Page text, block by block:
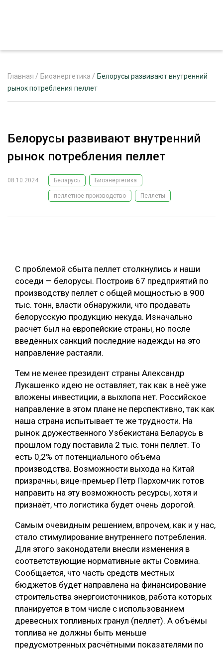
РЕКЛАМОДАТЕЛЯМ
ЛЕСНОЕ ХОЗЯЙСТВО
ЛЕСОЗАГОТОВКА
БИОЭНЕРГЕТИКА
ЛЕСОВОССТАНОВЛЕНИЕ И ЗАЩИТА
ЛОГИСТИКА
ПРОИЗВОДСТВО ДРЕВЕСНЫХ ПЛИТ
ЦБП
КОМПЛЕКСНАЯ ПЕРЕРАБОТКА
ЛЕСОПИЛЕНИЕ
ДЕРЕВЯННОЕ ДОМОСТРОЕНИЕ
БЕЗОПАСНОЕ ПРОИЗВОДСТВО
СОРТИРОВКА ДРЕВЕСИНЫ
СУШКА ДРЕВЕСИНЫ
МЕБЕЛЬНОЕ ПРОИЗВОДСТВО
ПОДБОРКИ СТАТЕЙ
Главная / Биоэнергетика / Белорусы развивают внутренний
рынок потребления пеллет
Белорусы развивают внутренний
рынок потребления пеллет
08.10.2024 Беларусь Биоэнергетика
пеллетное производство Пеллеты
С проблемой сбыта пеллет столкнулись и наши
соседи — белорусы. Построив 67 предприятий по
производству пеллет с общей мощностью в 900
тыс. тонн, власти обнаружили, что продавать
белорусскую продукцию некуда. Изначально
расчёт был на европейские страны, но после
введённых санкций последние надежды на это
направление растаяли.
Тем не менее президент страны Александр
Лукашенко идею не оставляет, так как в неё уже
вложены инвестиции, а выхлопа нет. Российское
направление в этом плане не перспективно, так как
наша страна испытывает те же трудности. На
рынок дружественного Узбекистана Беларусь в
прошлом году поставила 2 тыс. тонн пеллет. То
есть 0,2% от потенциального объёма
производства. Возможности выхода на Китай
призрачны, вице-премьер Пётр Пархомчик готов
направить на эту возможность ресурсы, хотя и
признаёт, что логистика будет очень дорогой.
Самым очевидным решением, впрочем, как и у нас,
стало стимулирование внутреннего потребления.
Для этого законодатели внесли изменения в
соответствующие нормативные акты Совмина.
Сообщается, что часть средств местных
бюджетов будет направлена на финансирование
строительства энергоисточников, работа которых
планируется в том числе с использованием
древесных топливных гранул (пеллет). А объёмы
топлива не должны быть меньше
предусмотренных расчётными показателями по